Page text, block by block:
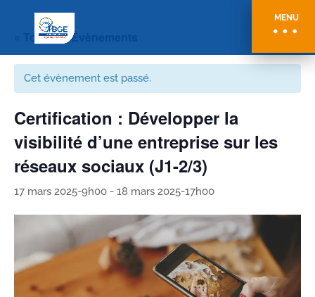
MENU
« Tous les Évènements
Cet évènement est passé.
Certification : Développer la
visibilité d’une entreprise sur les
réseaux sociaux (J1-2/3)
17 mars 2025-9h00 - 18 mars 2025-17h00